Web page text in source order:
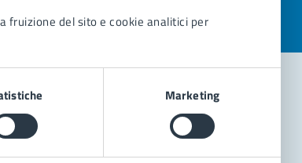
fruizione del sito e cookie analitici per
Marketing